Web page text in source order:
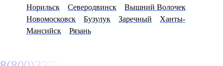
Норильск
Северодвинск
Вышний Волочек
Новомосковск
Бузулук Заречный
Ханты-
Мансийск
Рязань